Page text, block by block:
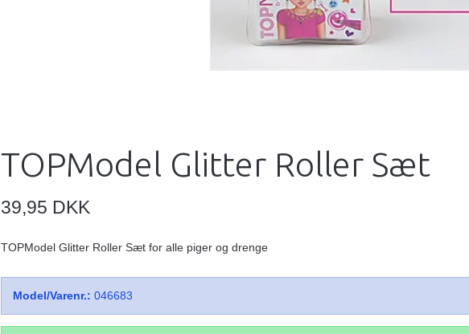
TOPModel Glitter Roller Sæt
39,95 DKK
TOPModel Glitter Roller Sæt for alle piger og drenge
Model/Varenr.: 046683